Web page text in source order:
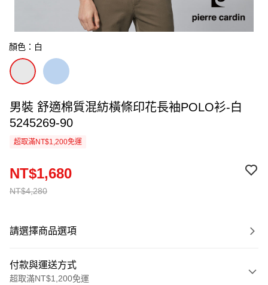
顏色：白
男裝 舒適棉質混紡橫條印花長袖POLO衫-白
5245269-90
超取滿NT$1,200免運
NT$4,280
NT$1,680
請選擇商品選項
付款與運送方式
超取滿NT$1,200免運